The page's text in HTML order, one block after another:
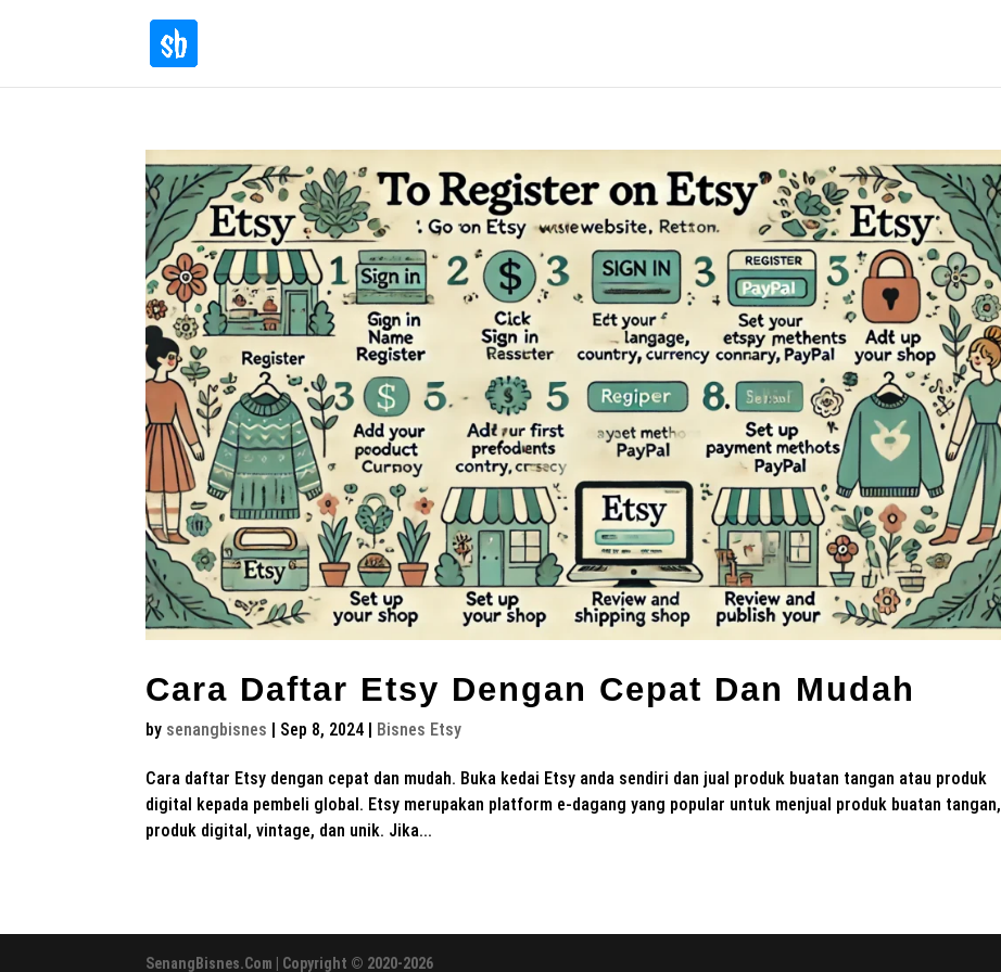
Cara Daftar Etsy Dengan Cepat Dan Mudah
by senangbisnes Sep 8, 2024 Bisnes Etsy
Cara daftar Etsy dengan cepat dan mudah. Buka kedai Etsy anda sendiri dan jual produk buatan tangan atau produk
digital kepada pembeli global. Etsy merupakan platform e-dagang yang popular untuk menjual produk buatan tangan,
produk digital, vintage, dan unik. Jika...
SenangBisnes.Com | Copyright © 2020-2026